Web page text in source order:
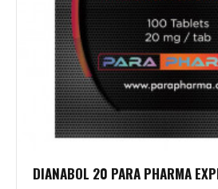
DIANABOL 20 PARA PHARMA